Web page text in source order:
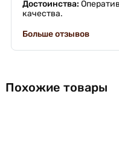
Достоинства:
качества.
Больше отзывов
Похожие товары